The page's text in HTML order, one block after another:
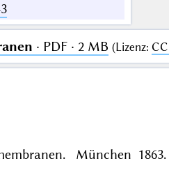
· PDF · 2 MB (Lizenz:
München